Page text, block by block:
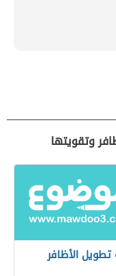
وتقويتها
الأظافر